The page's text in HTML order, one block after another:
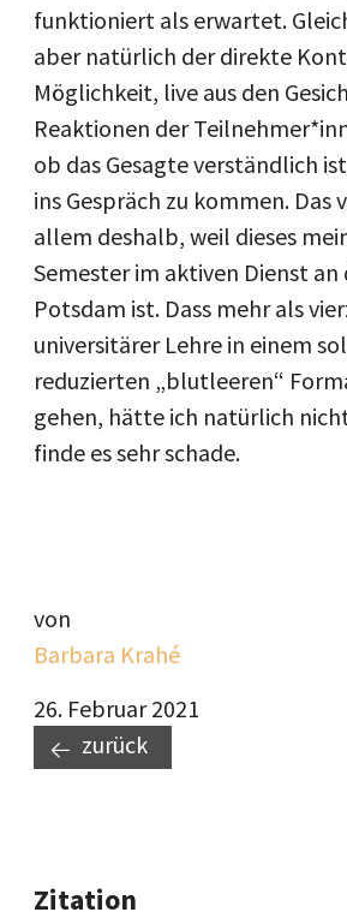
funktioniert als erwartet.
aber natürlich der direkte
Möglichkeit, live aus den
Reaktionen der
ob das Gesagte verständlich
ins Gespräch zu kommen. Das
allem deshalb, weil dieses
Semester im aktiven Dienst
Potsdam ist. Dass mehr als
universitärer Lehre in einem
reduzierten „blutleeren“
gehen, hätte ich natürlich
finde es sehr schade.
von
Barbara Krahé
26. Februar 2021
zurück
Zitation